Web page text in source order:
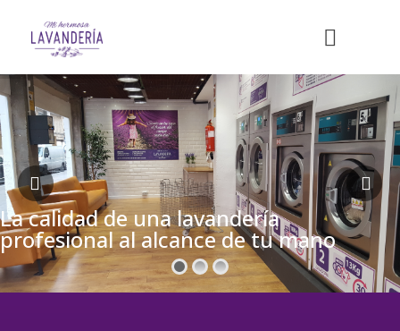
La calidad de una lavandería
profesional al alcance de tu mano